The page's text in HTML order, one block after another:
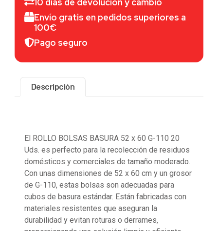
Envío gratis en pedidos superiores a
100€
Pago seguro
Descripción
El ROLLO BOLSAS BASURA 52 x 60 G-110 20
Uds. es perfecto para la recolección de residuos
domésticos y comerciales de tamaño moderado.
Con unas dimensiones de 52 x 60 cm y un grosor
de G-110, estas bolsas son adecuadas para
cubos de basura estándar. Están fabricadas con
materiales resistentes que aseguran la
durabilidad y evitan roturas o derrames,